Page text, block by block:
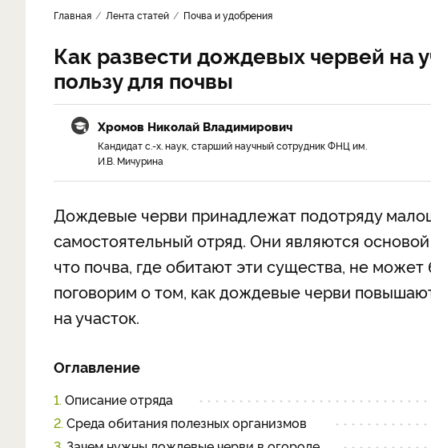
Главная Лента статей Почва и удобрения
Как развести дождевых червей на
пользу для почвы
Хромов Николай Владимирович
Кандидат с.-х. наук, старший научный сотрудник ФНЦ им.
И.В. Мичурина
Дождевые черви принадлежат подотряду
самостоятельный отряд. Они являются
что почва, где обитают эти существа, не
поговорим о том, как дождевые черви
на участок.
Оглавление
1. Описание отряда
2. Среда обитания полезных организмов